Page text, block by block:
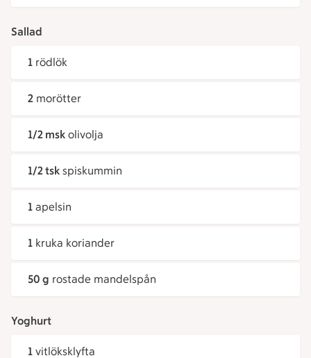
Sallad
1 rödlök
2 morötter
1/2 msk olivolja
1/2 tsk spiskummin
1 apelsin
1 kruka koriander
50 g rostade mandelspån
Yoghurt
1 vitlöksklyfta